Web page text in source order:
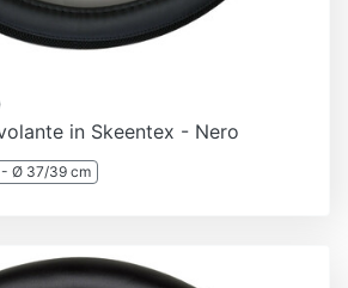
in Skeentex - Nero
- Ø 37/39 cm